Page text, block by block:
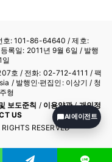
호: 101-86-64640 / 제호:
록일: 2011년 9월 6일 / 발행
일
호 / 전화: 02-712-4111 / 팩
/ 발행인·편집인: 이상기 / 청
형
보도준칙 / 이용약관/개인정
US
RESERVED
AI 에이전트